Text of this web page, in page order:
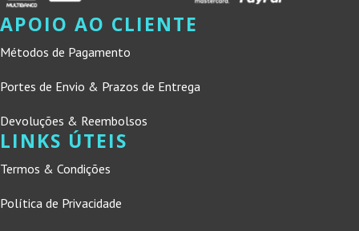
APOIO AO CLIENTE
Métodos de Pagamento
Portes de Envio & Prazos de Entrega
Devoluções & Reembolsos
LINKS ÚTEIS
Termos & Condições
Política de Privacidade